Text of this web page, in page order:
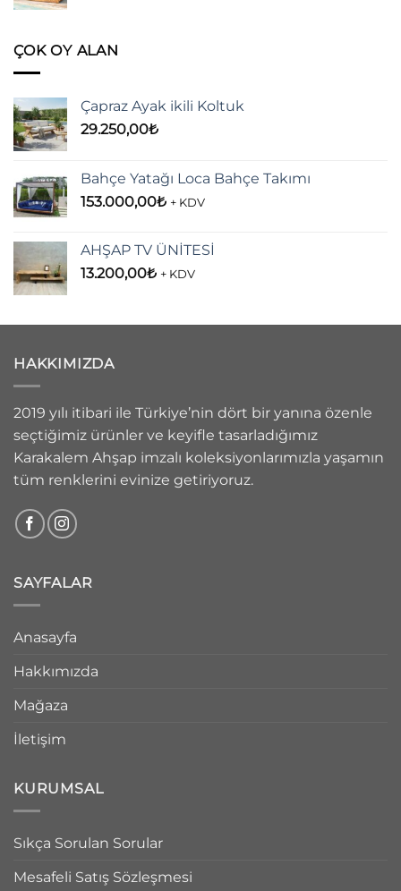
ÇOK OY ALAN
Çapraz Ayak ikili Koltuk
29.250,00₺
Bahçe Yatağı Loca Bahçe Takımı
153.000,00₺ + KDV
AHŞAP TV ÜNİTESİ
13.200,00₺ + KDV
HAKKIMIZDA
2019 yılı itibari ile Türkiye’nin dört bir yanına özenle
seçtiğimiz ürünler ve keyifle tasarladığımız
Karakalem Ahşap imzalı koleksiyonlarımızla yaşamın
tüm renklerini evinize getiriyoruz.
SAYFALAR
Anasayfa
Hakkımızda
Mağaza
İletişim
KURUMSAL
Sıkça Sorulan Sorular
Mesafeli Satış Sözleşmesi